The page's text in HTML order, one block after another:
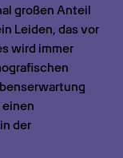
großen Anteil
Leiden, das vor
wird immer
der